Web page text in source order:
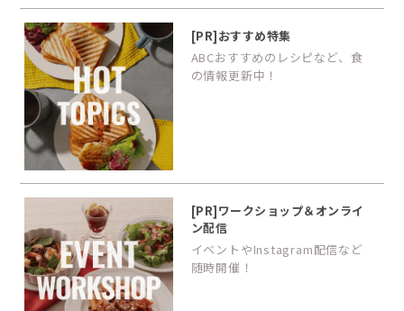
[PR]おすすめ特集
ABCおすすめのレシピなど、食
の情報更新中！
[PR]ワークショップ＆オンライ
ン配信
イベントやInstagram配信など
随時開催！